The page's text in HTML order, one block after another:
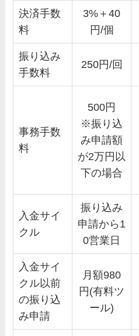
決済手数
料
3%＋40
円/個
振り込み
手数料
250円/回
事務手数
料
500円
※振り込
み申請額
が2万円以
下の場合
入金サイ
クル
振り込み
申請から1
0営業日
入金サイ
クル以前
の振り込
み申請
月額980
円(有料ツ
ール)